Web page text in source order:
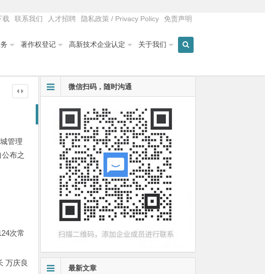
载 联系我们 人才招聘 隐私政策 / Privacy Policy 免责声明
著作权登记 高新技术企业认定 关于我们
管理
布之
次常
万庆良
微信扫码，随时沟通
最新文章